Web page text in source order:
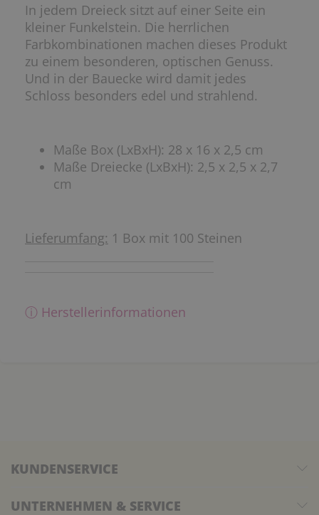
In jedem Dreieck sitzt auf einer Seite ein
kleiner Funkelstein. Die herrlichen
Farbkombinationen machen dieses Produkt
zu einem besonderen, optischen Genuss.
Und in der Bauecke wird damit jedes
Schloss besonders edel und strahlend.
Maße Box (LxBxH): 28 x 16 x 2,5 cm
Maße Dreiecke (LxBxH): 2,5 x 2,5 x 2,7
cm
Lieferumfang: 1 Box mit 100 Steinen
ⓘ Herstellerinformationen
KUNDENSERVICE
UNTERNEHMEN & SERVICE